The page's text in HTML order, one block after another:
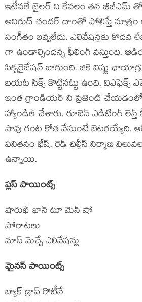
ఇటీవలే జైలర్ ని కేవలం తన బీజీఎమ్
అనిరుద్ చందర్ దాంతో పోలిస్తే మాత్రం
సంగీతం ఇవ్వలేదు. ఎలివేషన్లకు
గా ఉండాల్సిందన్న ఫీలింగ్ వస్తుంది.
పిక్చరైజేషన్ బాగుంది. జికె విష్ణు
బయట సిక్స్ కొట్టినట్టు ఉంది. విఎఫెక్స్
ఇంత గ్రాండియర్ ని ప్రెజెంట్ చేయడంలో
హ్యాండిల్ చేశారు. రూబెన్ ఎడిటింగ్
పావు గంట కోత వేసుంటే బెటరయ్యేది.
పనితనం భేష్. రెడ్ చిల్లీస్ నిర్మాణ విలువలు
ఉన్నాయి.
ప్లస్ పాయింట్స్
షారుఖ్ ఖాన్ టూ మెన్ షో
పోరాటలు
మాస్ మెచ్చే ఎలివేషన్లు
మైనస్ పాయింట్స్
బ్యాక్ డ్రాప్ రొటీనే